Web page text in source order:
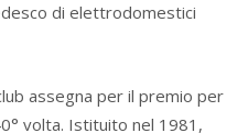
di elettrodomestici
assegna per il premio per
volta. Istituito nel 1981,